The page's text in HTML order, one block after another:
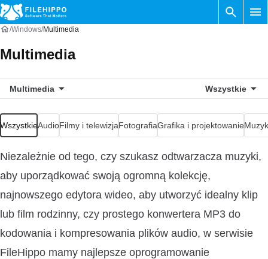
Windows Multimedia
Multimedia
Multimedia Wszystkie
WszystkieAudioFilmy i telewizjaFotografiaGrafika i projektowanie
Niezależnie od tego, czy szukasz odtwarzacza muzyki,
aby uporządkować swoją ogromną kolekcję,
najnowszego edytora wideo, aby utworzyć idealny klip
lub film rodzinny, czy prostego konwertera MP3 do
kodowania i kompresowania plików audio, w serwisie
FileHippo mamy najlepsze oprogramowanie